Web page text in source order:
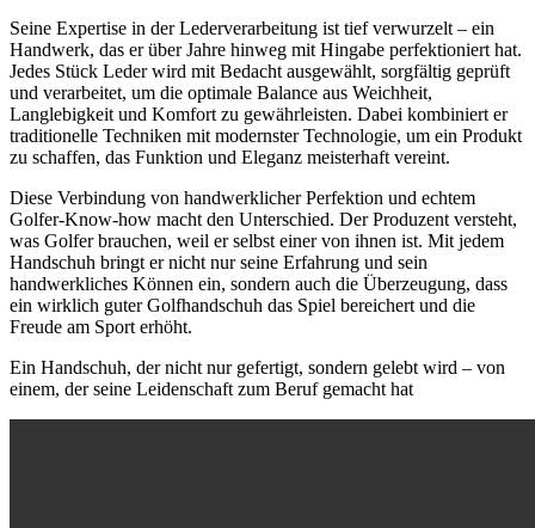
Seine Expertise in der Lederverarbeitung ist tief verwurzelt – ein
Handwerk, das er über Jahre hinweg mit Hingabe perfektioniert hat.
Jedes Stück Leder wird mit Bedacht ausgewählt, sorgfältig geprüft
und verarbeitet, um die optimale Balance aus Weichheit,
Langlebigkeit und Komfort zu gewährleisten. Dabei kombiniert er
traditionelle Techniken mit modernster Technologie, um ein Produkt
zu schaffen, das Funktion und Eleganz meisterhaft vereint.
Diese Verbindung von handwerklicher Perfektion und echtem
Golfer-Know-how macht den Unterschied. Der Produzent versteht,
was Golfer brauchen, weil er selbst einer von ihnen ist. Mit jedem
Handschuh bringt er nicht nur seine Erfahrung und sein
handwerkliches Können ein, sondern auch die Überzeugung, dass
ein wirklich guter Golfhandschuh das Spiel bereichert und die
Freude am Sport erhöht.
Ein Handschuh, der nicht nur gefertigt, sondern gelebt wird – von
einem, der seine Leidenschaft zum Beruf gemacht hat